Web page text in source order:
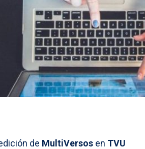
de MultiVersos en TVU